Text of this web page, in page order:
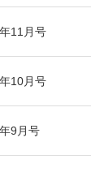
11月号
10月号
9月号